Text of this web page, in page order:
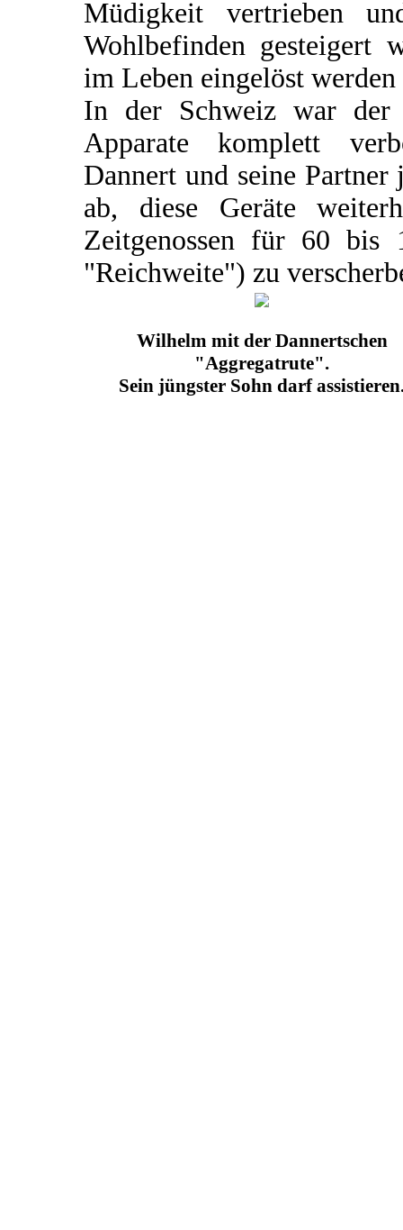
Müdigkeit vertrieben
Wohlbefinden gesteigert
im Leben eingelöst werden
In der Schweiz war der
Apparate komplett
Dannert und seine
ab, diese Geräte
Zeitgenossen für 60
"Reichweite") zu
Wilhelm mit der Dannertschen
"Aggregatrute".
Sein jüngster Sohn darf